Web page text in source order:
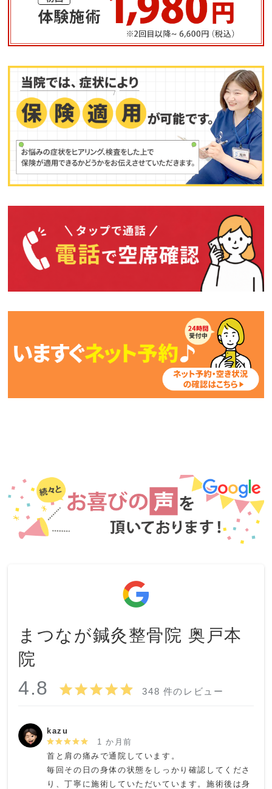
まつなが鍼灸整骨院 奥戸本
院
4.8 348 件のレビュー
kazu
1 か月前
首と肩の痛みで通院しています。
毎回その日の身体の状態をしっかり確認してくださ
り、丁寧に施術していただいています。施術後は身